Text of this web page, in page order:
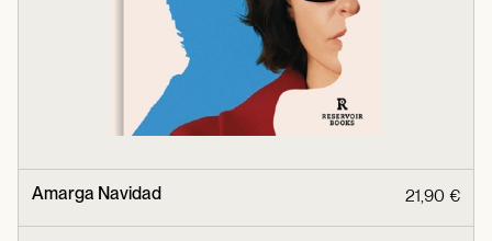
Amarga Navidad 21,90 €